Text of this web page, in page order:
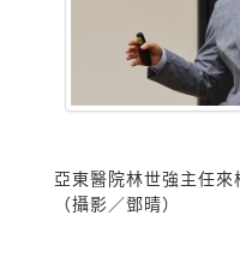
亞東醫院林世強主任來
（攝影／鄧晴）